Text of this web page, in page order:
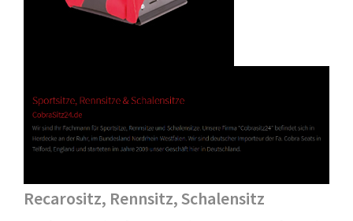
Recarositz, Rennsitz, Schalensitz